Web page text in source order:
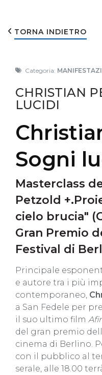
TORNA INDIETRO
Categoria:
CHRISTIAN
LUCIDI
Sogni
Masterclass
Petzold
cielo brucia"
Gran Premio
Festival di
Principale
e autore tra i più
contemporaneo,
a San Fedele per
il suo ultimo film
del gran premio
cinema di Berlino.
con il pubblico al
serale, alle 18.00